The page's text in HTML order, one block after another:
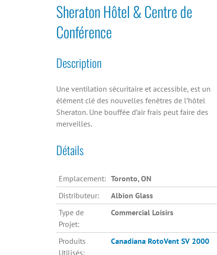
Sheraton Hôtel & Centre de
Conférence
Description
Une ventilation sécuritaire et accessible, est un
élément clé des nouvelles fenêtres de l’hôtel
Sheraton. Une bouffée d’air frais peut faire des
merveilles.
Détails
Emplacement: Toronto, ON
Distributeur:
Albion Glass
Type de
Projet:
Commercial Loisirs
Produits
Utilisés:
Canadiana RotoVent SV 2000